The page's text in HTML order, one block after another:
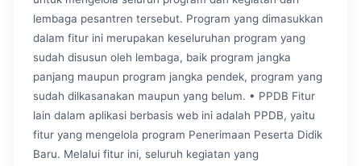
lembaga pesantren tersebut. Program yang dimasukkan
dalam fitur ini merupakan keseluruhan program yang
sudah disusun oleh lembaga, baik program jangka
panjang maupun program jangka pendek, program yang
sudah dilkasanakan maupun yang belum. • PPDB Fitur
lain dalam aplikasi berbasis web ini adalah PPDB, yaitu
fitur yang mengelola program Penerimaan Peserta Didik
Baru. Melalui fitur ini, seluruh kegiatan yang